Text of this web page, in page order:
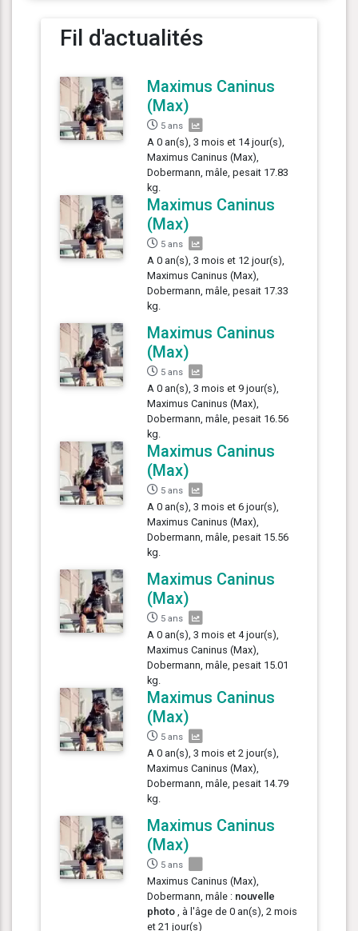
Fil d'actualités
Maximus Caninus
(Max)
5 ans
A 0 an(s), 3 mois et 14 jour(s),
Maximus Caninus (Max),
Dobermann, mâle, pesait 17.83
kg.
Maximus Caninus
(Max)
5 ans
A 0 an(s), 3 mois et 12 jour(s),
Maximus Caninus (Max),
Dobermann, mâle, pesait 17.33
kg.
Maximus Caninus
(Max)
5 ans
A 0 an(s), 3 mois et 9 jour(s),
Maximus Caninus (Max),
Dobermann, mâle, pesait 16.56
kg.
Maximus Caninus
(Max)
5 ans
A 0 an(s), 3 mois et 6 jour(s),
Maximus Caninus (Max),
Dobermann, mâle, pesait 15.56
kg.
Maximus Caninus
(Max)
5 ans
A 0 an(s), 3 mois et 4 jour(s),
Maximus Caninus (Max),
Dobermann, mâle, pesait 15.01
kg.
Maximus Caninus
(Max)
5 ans
A 0 an(s), 3 mois et 2 jour(s),
Maximus Caninus (Max),
Dobermann, mâle, pesait 14.79
kg.
Maximus Caninus
(Max)
5 ans
Maximus Caninus (Max),
Dobermann, mâle : nouvelle
photo , à l'âge de 0 an(s), 2 mois
et 21 jour(s)